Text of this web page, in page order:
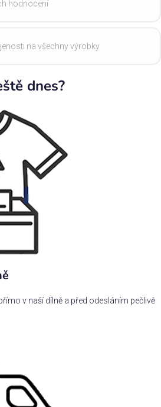
hodnocení
na všechny výrobky
dnes?
v naší dílně a před odesláním pečlivě